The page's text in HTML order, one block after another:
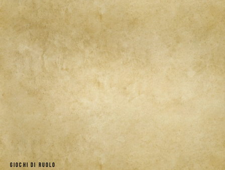
Cercatori
Download
GIOCHI DI RUOLO